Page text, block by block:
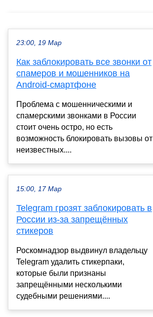
23:00, 19 Мар
Как заблокировать все звонки от
спамеров и мошенников на
Android-смартфоне
Проблема с мошенническими и
спамерскими звонками в России
стоит очень остро, но есть
возможность блокировать вызовы от
неизвестных....
15:00, 17 Мар
Telegram грозят заблокировать в
России из-за запрещённых
стикеров
Роскомнадзор выдвинул владельцу
Telegram удалить стикерпаки,
которые были признаны
запрещёнными несколькими
судебными решениями....